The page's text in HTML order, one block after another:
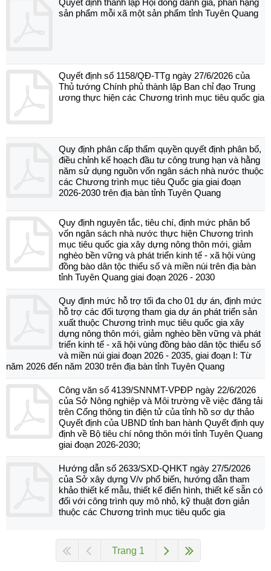
Quyết định thành lập Hội đồng đánh giá, phân hạng
sản phẩm mỗi xã một sản phẩm tỉnh Tuyên Quang
Quyết định số 1158/QĐ-TTg ngày 27/6/2026 của
Thủ tướng Chính phủ thành lập Ban chỉ đạo Trung
ương thực hiện các Chương trình mục tiêu quốc gia
Quy định phân cấp thẩm quyền quyết định phân bổ,
điều chỉnh kế hoạch đầu tư công trung hạn và hằng
năm sử dụng nguồn vốn ngân sách nhà nước thuộc
các Chương trình mục tiêu Quốc gia giai đoạn
2026-2030 trên địa bàn tỉnh Tuyên Quang
Quy định nguyên tắc, tiêu chí, định mức phân bổ
vốn ngân sách nhà nước thực hiện Chương trình
mục tiêu quốc gia xây dựng nông thôn mới, giảm
nghèo bền vững và phát triển kinh tế - xã hội vùng
đồng bào dân tộc thiểu số và miền núi trên địa bàn
tỉnh Tuyên Quang giai đoạn 2026 - 2030
Quy định mức hỗ trợ tối đa cho 01 dự án, định mức
hỗ trợ các đối tượng tham gia dự án phát triển sản
xuất thuộc Chương trình mục tiêu quốc gia xây
dựng nông thôn mới, giảm nghèo bền vững và phát
triển kinh tế - xã hội vùng đồng bào dân tộc thiểu số
và miền núi giai đoạn 2026 - 2035, giai đoạn I: Từ
năm 2026 đến năm 2030 trên địa bàn tỉnh Tuyên Quang
Công văn số 4139/SNNMT-VPĐP ngày 22/6/2026
của Sở Nông nghiệp và Môi trường về việc đăng tải
trên Cổng thông tin điện tử của tỉnh hồ sơ dự thảo
Quyết định của UBND tỉnh ban hành Quyết định quy
định về Bộ tiêu chí nông thôn mới tỉnh Tuyên Quang
giai đoạn 2026-2030;
Hướng dẫn số 2633/SXD-QHKT ngày 27/5/2026
của Sở xây dựng V/v phổ biến, hướng dẫn tham
khảo thiết kế mẫu, thiết kế điển hình, thiết kế sẵn có
đối với công trình quy mô nhỏ, kỹ thuật đơn giản
thuộc các Chương trình mục tiêu quốc gia
Trang 1